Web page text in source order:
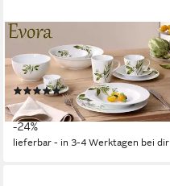
RITZENHOFF & BREKER
Becher Evora, 6-teilig, 6-tlg.,
Porzellan, Botanik-Motiv
(4)
ab 29,99 € UVP39,50 €
-24%
lieferbar - in 3-4 Werktagen bei dir